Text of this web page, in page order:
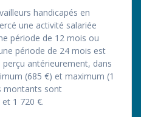
handicapés en
une activité salariée
période de 12 mois ou
période de 24 mois est
antérieurement, dans
(685 €) et maximum (1
montants sont
1 720 €.